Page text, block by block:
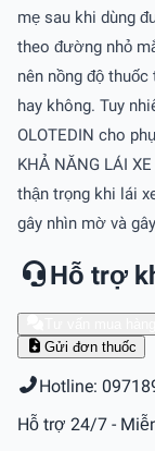
mẹ sau khi dùng
theo đường nhỏ
nên nồng độ
hay không. Tuy
OLOTEDIN cho
KHẢ NĂNG LÁI
thận trọng khi lái
gây nhìn mờ và
Hỗ trợ
Gửi đơn thuốc
Hotline:
Hỗ trợ 24/7 -